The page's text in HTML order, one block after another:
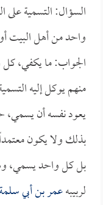
السؤال: التسمية على
واحد من أهل البيت
الجواب: ما يكفي،
منهم يوكل إليه
يعود نفسه أن يسمي،
بذلك ولا يكون
بل كل واحد يسمي،
لربيبهعمر بن أبي سلمة